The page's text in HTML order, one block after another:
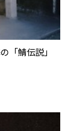
「鯖伝説」